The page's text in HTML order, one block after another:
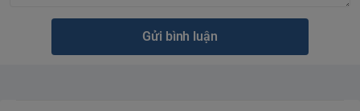
Gửi bình luận